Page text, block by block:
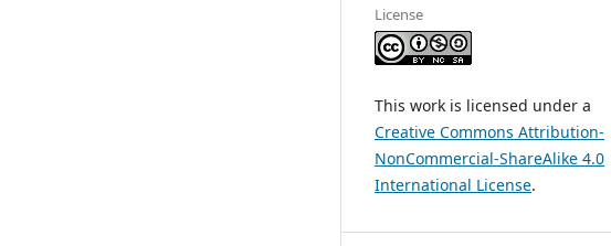
License
This work is licensed under a
Creative Commons Attribution-
NonCommercial-ShareAlike 4.0
International License.